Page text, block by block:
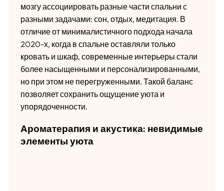
мозгу ассоциировать разные части спальни с
разными задачами: сон, отдых, медитация. В
отличие от минималистичного подхода начала
2020-х, когда в спальне оставляли только
кровать и шкаф, современные интерьеры стали
более насыщенными и персонализированными,
но при этом не перегруженными. Такой баланс
позволяет сохранить ощущение уюта и
упорядоченности.
Ароматерапия и акустика: невидимые
элементы уюта